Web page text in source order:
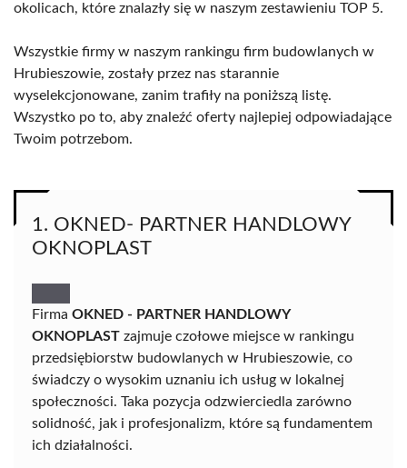
okolicach, które znalazły się w naszym zestawieniu TOP 5.
Wszystkie firmy w naszym rankingu firm budowlanych w
Hrubieszowie, zostały przez nas starannie
wyselekcjonowane, zanim trafiły na poniższą listę.
Wszystko po to, aby znaleźć oferty najlepiej odpowiadające
Twoim potrzebom.
1. OKNED- PARTNER HANDLOWY
OKNOPLAST
Firma OKNED - PARTNER HANDLOWY
OKNOPLAST zajmuje czołowe miejsce w rankingu
przedsiębiorstw budowlanych w Hrubieszowie, co
świadczy o wysokim uznaniu ich usług w lokalnej
społeczności. Taka pozycja odzwierciedla zarówno
solidność, jak i profesjonalizm, które są fundamentem
ich działalności.